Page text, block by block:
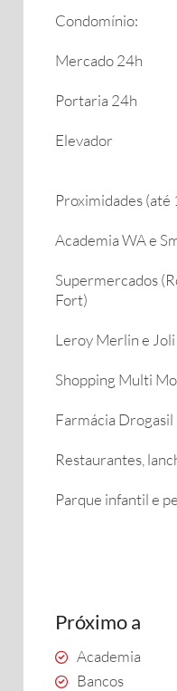
Condomínio:
Mercado 24h
Portaria 24h
Elevador
Proximidades (até
Academia WA e
Supermercados
Fort)
Leroy Merlin e Joli
Shopping Multi
Farmácia Drogasil
Restaurantes,
Parque infantil e
Próximo a
Academia
Bancos